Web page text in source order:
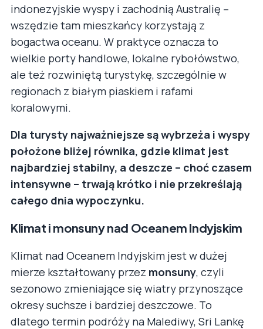
indonezyjskie wyspy i zachodnią Australię –
wszędzie tam mieszkańcy korzystają z
bogactwa oceanu. W praktyce oznacza to
wielkie porty handlowe, lokalne rybołówstwo,
ale też rozwiniętą turystykę, szczególnie w
regionach z białym piaskiem i rafami
koralowymi.
Dla turysty najważniejsze są wybrzeża i wyspy
położone bliżej równika, gdzie klimat jest
najbardziej stabilny, a deszcze – choć czasem
intensywne – trwają krótko i nie przekreślają
całego dnia wypoczynku.
Klimat i monsuny nad Oceanem Indyjskim
Klimat nad Oceanem Indyjskim jest w dużej
mierze kształtowany przez monsuny, czyli
sezonowo zmieniające się wiatry przynoszące
okresy suchsze i bardziej deszczowe. To
dlatego termin podróży na Malediwy, Sri Lankę